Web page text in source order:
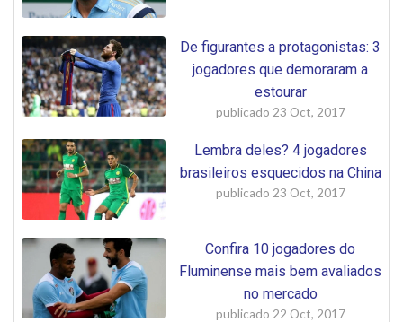
De figurantes a protagonistas: 3
jogadores que demoraram a
estourar
publicado 23 Oct, 2017
Lembra deles? 4 jogadores
brasileiros esquecidos na China
publicado 23 Oct, 2017
Confira 10 jogadores do
Fluminense mais bem avaliados
no mercado
publicado 22 Oct, 2017